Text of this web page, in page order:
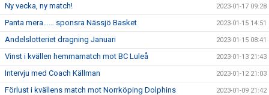
Ny vecka, ny match! 2023-01-17 09:28
Panta mera…… sponsra Nässjö Basket 2023-01-15 14:51
Andelslotteriet dragning Januari 2023-01-15 08:41
Vinst i kvällen hemmamatch mot BC Luleå 2023-01-13 21:43
Intervju med Coach Källman 2023-01-12 21:03
Förlust i kvällens match mot Norrköping Dolphins 2023-01-09 21:42